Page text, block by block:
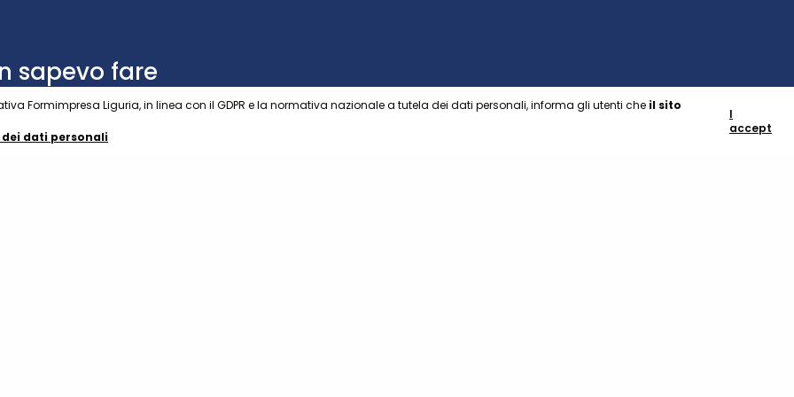
che ci
sapevo fare
miei
nelle
Formimpresa Liguria, in linea con il GDPR e la normativa nazionale a tutela dei dati personali, informa gli utenti che il sito
dati personali
I
accept